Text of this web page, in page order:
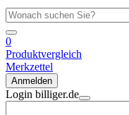
0
Produktvergleich
Merkzettel
Anmelden
Login billiger.de